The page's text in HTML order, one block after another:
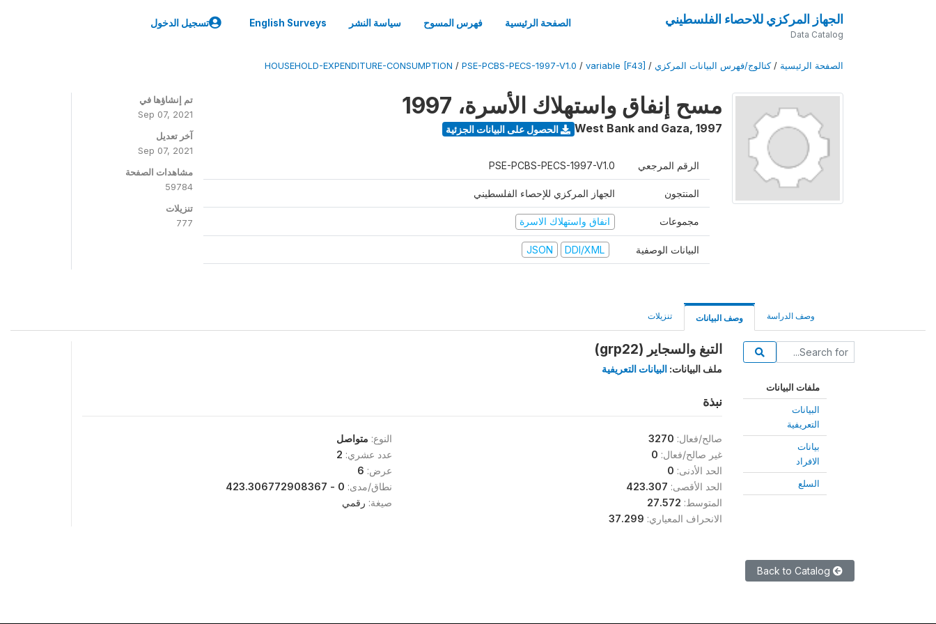
الجهاز المركزي للاحصاء الفلسطيني
Data Catalog
الصفحة الرئيسية فهرس المسوح سياسة النشر English Surveys تسجيل الدخول
الصفحة الرئيسية /كتالوج/فهرس البيانات المركزي /
HOUSEHOLD-EXPENDITURE-CONSUMPTION / PSE-PCBS-PECS-1997-V1.0 / variable [F43]
مسح إنفاق واستهلاك الأسرة، 1997
West Bank and Gaza, 1997 الحصول على البيانات الجزئية
الرقم المرجعي PSE-PCBS-PECS-1997-V1.0
المنتجون الجهاز المركزي للإحصاء الفلسطيني
مجموعات انفاق واستهلاك الاسرة
البيانات الوصفية DDI/XML
JSON
تم إنشاؤها في
Sep 07, 2021
آخر تعديل
Sep 07, 2021
مشاهدات الصفحة
59784
تنزيلات
777
وصف الدراسة وصف البيانات تنزيلات
ملفات البيانات
البيانات
التعريفية
بيانات
الافراد
السلع
التبغ والسجاير (grp22)
ملف البيانات: البيانات التعريفية
نبذة
صالح/فعال: 3270
غير صالح/فعال: 0
الحد الأدنى: 0
الحد الأقصى: 423.307
المتوسط: 27.572
الانحراف المعياري: 37.299
النوع: متواصل
عدد عشري: 2
عرض: 6
نطاق/مدى: 0 - 423.306772908367
صيغة: رقمي